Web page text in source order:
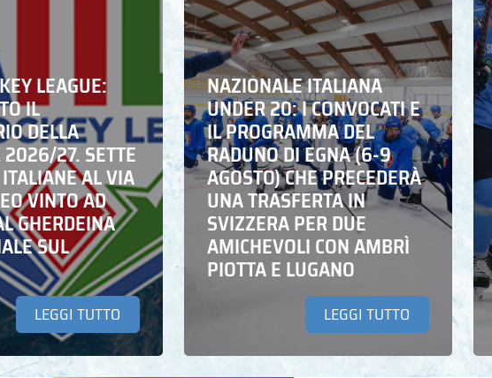
LEAGUE:
IL
DELLA
2026/27. SETTE
AL VIA
VINTO AD
GHERDEINA
SUL
LEGGI TUTTO
NAZIONALE ITALIANA
UNDER 20: I CONVOCATI E
IL PROGRAMMA DEL
RADUNO DI EGNA (6-9
AGOSTO) CHE PRECEDERÀ
UNA TRASFERTA IN
SVIZZERA PER DUE
AMICHEVOLI CON AMBRÌ
PIOTTA E LUGANO
LEGGI TUTTO